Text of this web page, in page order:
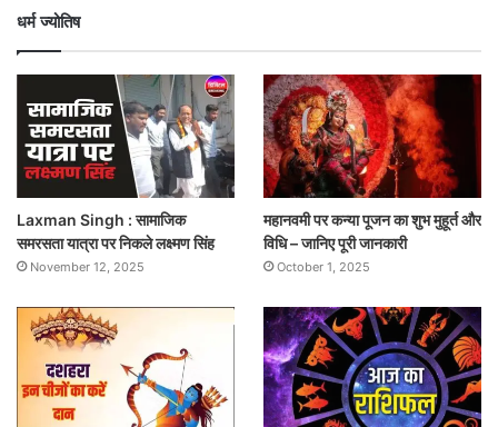
धर्म ज्योतिष
Laxman Singh : सामाजिक
समरसता यात्रा पर निकले लक्ष्मण सिंह
November 12, 2025
महानवमी पर कन्या पूजन का शुभ मुहूर्त और
विधि – जानिए पूरी जानकारी
October 1, 2025